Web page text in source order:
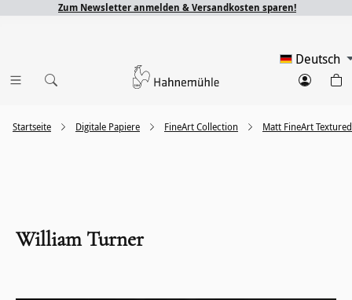
Zum Newsletter anmelden & Versandkosten sparen!
Deutsch
Matt FineArt Textured
FineArt Collection
Digitale Papiere
Startseite
William Turner